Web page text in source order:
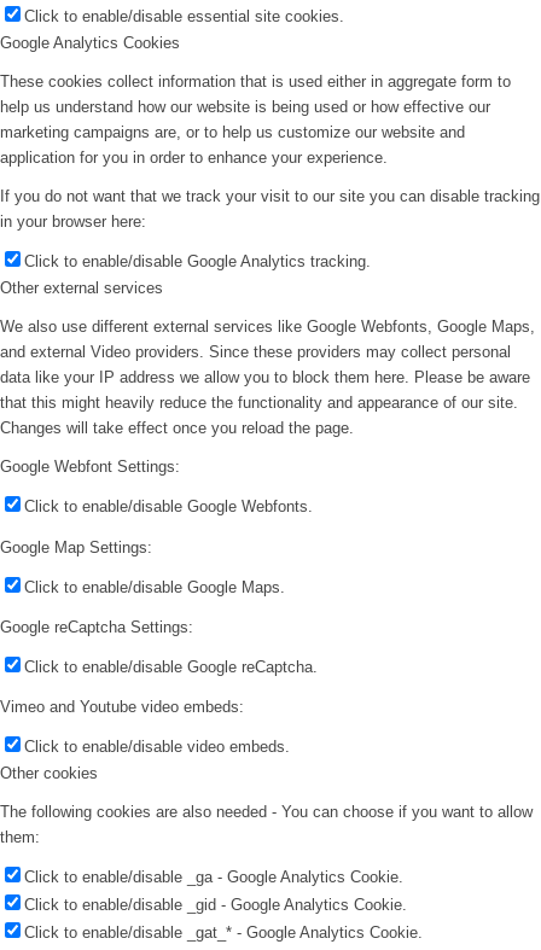
Click to enable/disable essential site cookies.
Google Analytics Cookies
These cookies collect information that is used either in aggregate form to
help us understand how our website is being used or how effective our
marketing campaigns are, or to help us customize our website and
application for you in order to enhance your experience.
If you do not want that we track your visit to our site you can disable tracking
in your browser here:
Click to enable/disable Google Analytics tracking.
Other external services
We also use different external services like Google Webfonts, Google Maps,
and external Video providers. Since these providers may collect personal
data like your IP address we allow you to block them here. Please be aware
that this might heavily reduce the functionality and appearance of our site.
Changes will take effect once you reload the page.
Google Webfont Settings:
Click to enable/disable Google Webfonts.
Google Map Settings:
Click to enable/disable Google Maps.
Google reCaptcha Settings:
Click to enable/disable Google reCaptcha.
Vimeo and Youtube video embeds:
Click to enable/disable video embeds.
Other cookies
The following cookies are also needed - You can choose if you want to allow
them:
Click to enable/disable _ga - Google Analytics Cookie.
Click to enable/disable _gid - Google Analytics Cookie.
Click to enable/disable _gat_* - Google Analytics Cookie.